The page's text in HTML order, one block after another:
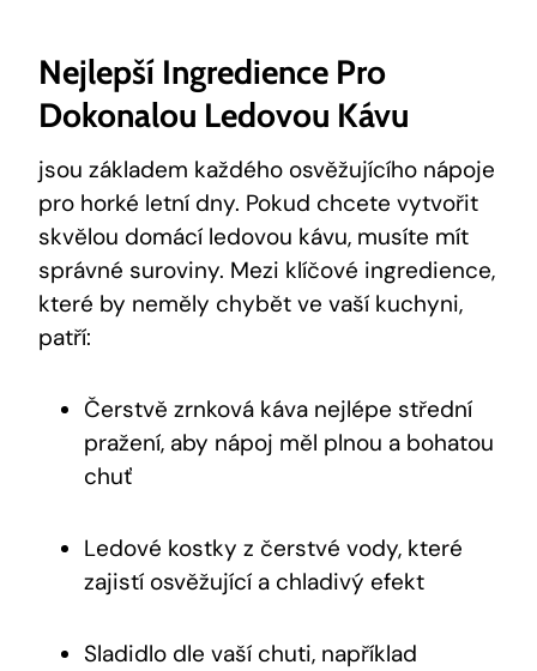
Nejlepší Ingredience Pro
Dokonalou Ledovou Kávu
jsou základem každého osvěžujícího nápoje
pro horké letní dny. Pokud chcete vytvořit
skvělou domácí ledovou kávu, musíte mít
správné suroviny. Mezi klíčové ingredience,
které by neměly chybět ve vaší kuchyni,
patří:
Čerstvě zrnková káva nejlépe střední
pražení, aby nápoj měl plnou a bohatou
chuť
Ledové kostky z čerstvé vody, které
zajistí osvěžující a chladivý efekt
Sladidlo dle vaší chuti, například